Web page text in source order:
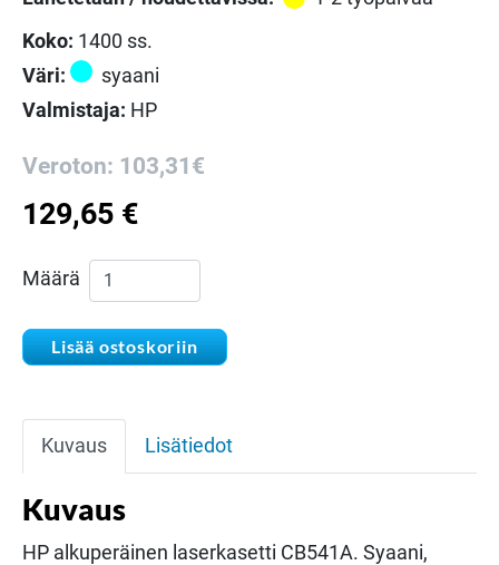
Koko: 1400 ss.
Väri:
syaani
Valmistaja: HP
Veroton: 103,31€
129,65 €
Määrä HP CB541A syaani laserkasetti määrä
Lisää ostoskoriin
Kuvaus Lisätiedot
Kuvaus
HP alkuperäinen laserkasetti CB541A. Syaani,